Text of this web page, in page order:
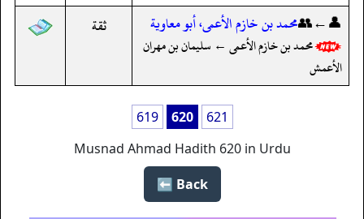
👤←👥محمد بن خازم الأعمى، أبو معاوية
محمد بن خازم الأعمى ← سليمان بن مهران
الأعمش
ثقة
619 620
621
Musnad Ahmad Hadith 620 in Urdu
Back ⬅️